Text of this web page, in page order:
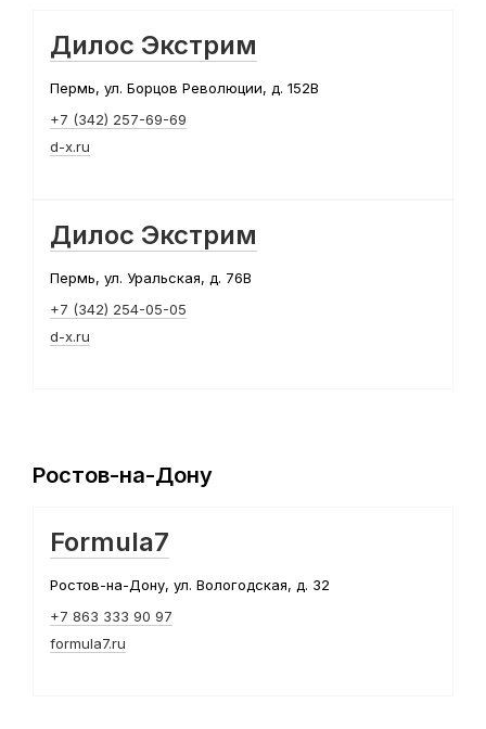
Дилос Экстрим
Пермь, ул. Борцов Революции, д. 152В
+7 (342) 257-69-69
d-x.ru
Дилос Экстрим
Пермь, ул. Уральская, д. 76В
+7 (342) 254-05-05
d-x.ru
Ростов-на-Дону
Formula7
Ростов-на-Дону, ул. Вологодская, д. 32
+7 863 333 90 97
formula7.ru